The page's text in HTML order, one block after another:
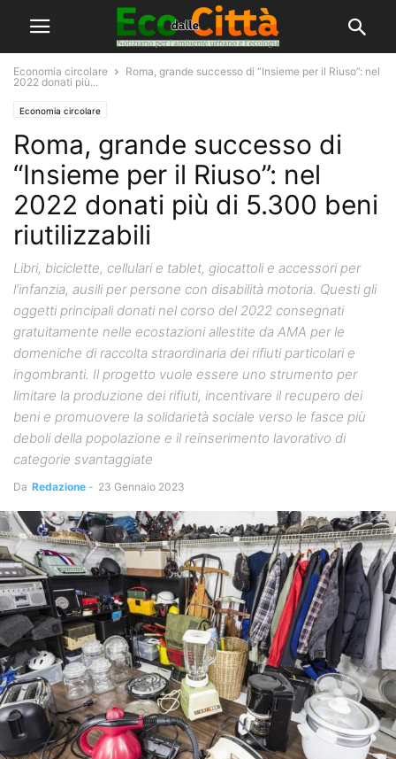
Economia circolare
Roma, grande successo di “Insieme per il Riuso”: nel
2022 donati più...
Economia circolare
Roma, grande successo di
“Insieme per il Riuso”: nel
2022 donati più di 5.300 beni
riutilizzabili
Libri, biciclette, cellulari e tablet, giocattoli e accessori per
l’infanzia, ausili per persone con disabilità motoria. Questi gli
oggetti principali donati nel corso del 2022 consegnati
gratuitamente nelle ecostazioni allestite da AMA per le
domeniche di raccolta straordinaria dei rifiuti particolari e
ingombranti. Il progetto vuole essere uno strumento per
limitare la produzione dei rifiuti, incentivare il recupero dei
beni e promuovere la solidarietà sociale verso le fasce più
deboli della popolazione e il reinserimento lavorativo di
categorie svantaggiate
Da Redazione - 23 Gennaio 2023